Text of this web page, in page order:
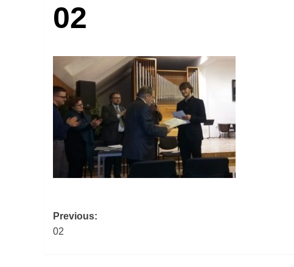
02
Post
navigation
Previous:
02